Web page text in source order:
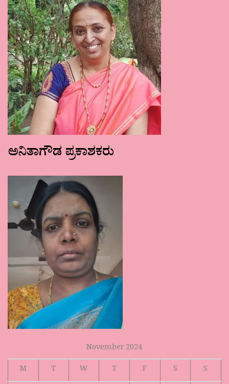
ಅನಿತಾಗೌಡ ಪ್ರಕಾಶಕರು
November 2024
M
T W T F S
S